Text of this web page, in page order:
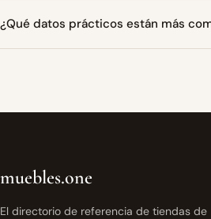
¿Qué datos prácticos están más
muebles.one
El directorio de referencia de tiendas de